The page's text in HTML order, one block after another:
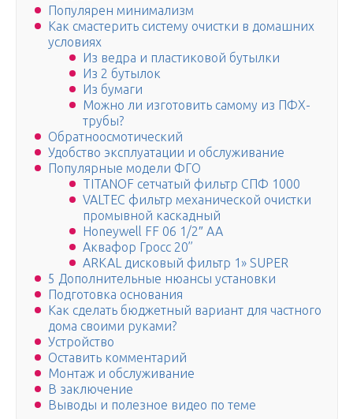
Популярен минимализм
Как смастерить систему очистки в домашних
условиях
Из ведра и пластиковой бутылки
Из 2 бутылок
Из бумаги
Можно ли изготовить самому из ПФХ-
трубы?
Обратноосмотический
Удобство эксплуатации и обслуживание
Популярные модели ФГО
TITANOF сетчатый фильтр СПФ 1000
VALTEC фильтр механической очистки
промывной каскадный
Honeywell FF 06 1/2″ AA
Аквафор Гросс 20’’
ARKAL дисковый фильтр 1» SUPER
5 Дополнительные нюансы установки
Подготовка основания
Как сделать бюджетный вариант для частного
дома своими руками?
Устройство
Оставить комментарий
Монтаж и обслуживание
В заключение
Выводы и полезное видео по теме